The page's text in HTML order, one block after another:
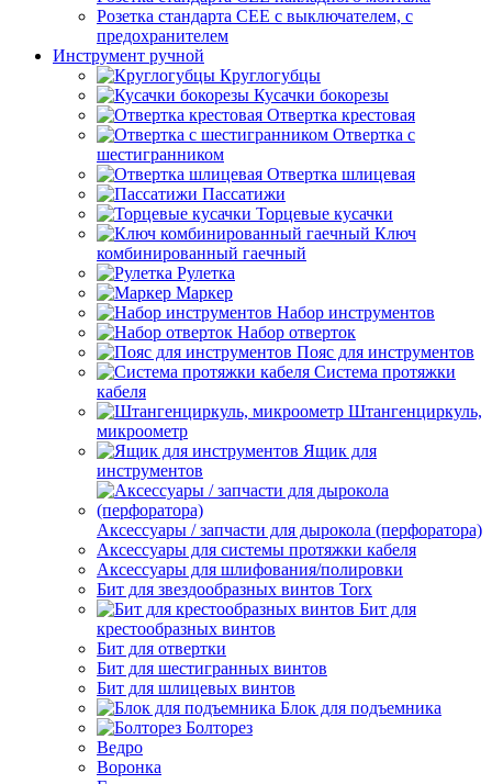
Розетка стандарта СЕЕ с выключателем, с
предохранителем
Инструмент ручной
Круглогубцы
Кусачки бокорезы
Отвертка крестовая
Отвертка с
шестигранником
Отвертка шлицевая
Пассатижи
Торцевые кусачки
Ключ
комбинированный гаечный
Рулетка
Маркер
Набор инструментов
Набор отверток
Пояс для инструментов
Система протяжки
кабеля
Штангенциркуль,
микроометр
Ящик для
инструментов
Аксессуары / запчасти для дырокола (перфоратора)
Аксессуары для системы протяжки кабеля
Аксессуары для шлифования/полировки
Бит для звездообразных винтов Torx
Бит для
крестообразных винтов
Бит для отвертки
Бит для шестигранных винтов
Бит для шлицевых винтов
Блок для подъемника
Болторез
Ведро
Воронка